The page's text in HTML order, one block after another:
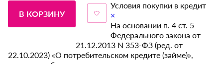
В КОРЗИНУ
Условия покупки в кредит
×
На основании п. 4 ст. 5
Федерального закона от
21.12.2013 N 353-ФЗ (ред. от
22.10.2023) «О потребительском кредите (займе)»,